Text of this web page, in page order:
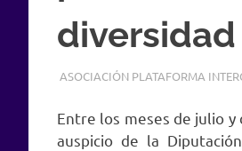
diversidad
7 JULIO, 2017
ASOCIACIÓN PLATAFORMA
Entre los meses de julio
auspicio de la